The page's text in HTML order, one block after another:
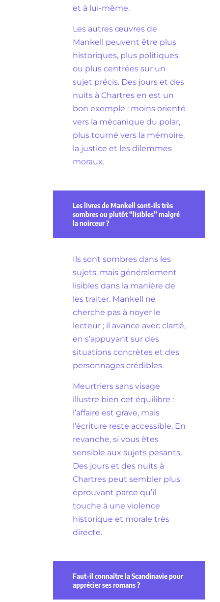
et à lui-même.
Les autres œuvres de
Mankell peuvent être plus
historiques, plus politiques
ou plus centrées sur un
sujet précis. Des jours et des
nuits à Chartres en est un
bon exemple : moins orienté
vers la mécanique du polar,
plus tourné vers la mémoire,
la justice et les dilemmes
moraux.
Les livres de Mankell sont-ils très
sombres ou plutôt “lisibles” malgré
la noirceur ?
Ils sont sombres dans les
sujets, mais généralement
lisibles dans la manière de
les traiter. Mankell ne
cherche pas à noyer le
lecteur ; il avance avec clarté,
en s’appuyant sur des
situations concrètes et des
personnages crédibles.
Meurtriers sans visage
illustre bien cet équilibre :
l’affaire est grave, mais
l’écriture reste accessible. En
revanche, si vous êtes
sensible aux sujets pesants,
Des jours et des nuits à
Chartres peut sembler plus
éprouvant parce qu’il
touche à une violence
historique et morale très
directe.
Faut-il connaître la Scandinavie pour
apprécier ses romans ?